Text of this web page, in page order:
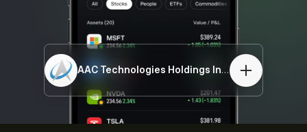
AAC Technologies Holdings Inc02018.HK